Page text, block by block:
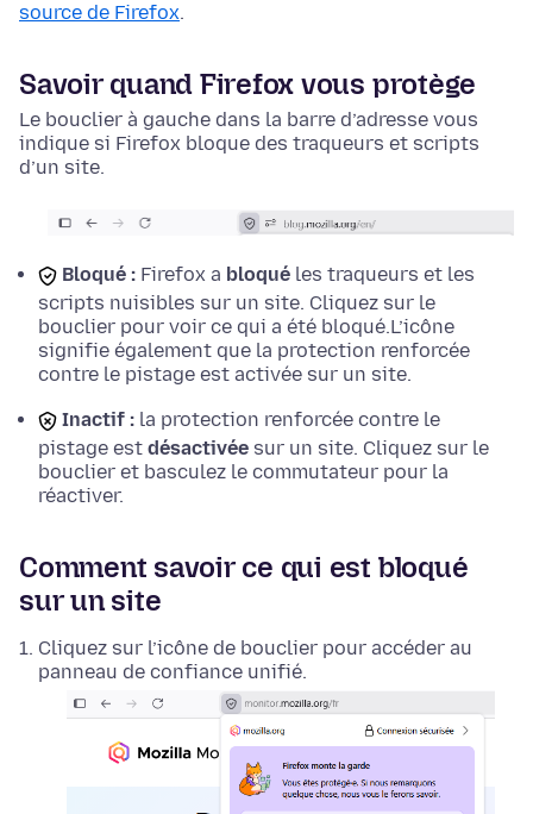
source de Firefox.
Savoir quand Firefox vous protège
Le bouclier à gauche dans la barre d’adresse vous
indique si Firefox bloque des traqueurs et scripts
d’un site.
Bloqué : Firefox a bloqué les traqueurs et les
scripts nuisibles sur un site. Cliquez sur le
bouclier pour voir ce qui a été bloqué.L’icône
signifie également que la protection renforcée
contre le pistage est activée sur un site.
Inactif : la protection renforcée contre le
pistage est désactivée sur un site. Cliquez sur le
bouclier et basculez le commutateur pour la
réactiver.
Comment savoir ce qui est bloqué
sur un site
Cliquez sur l’icône de bouclier pour accéder au
panneau de confiance unifié.